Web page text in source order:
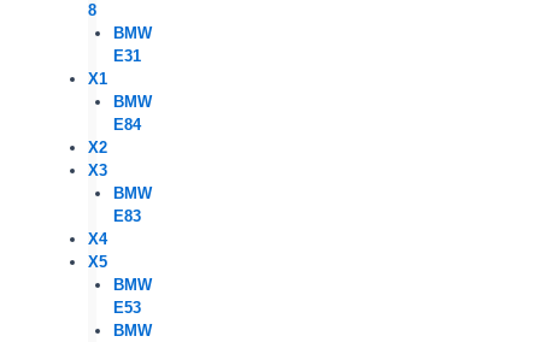
8
BMW
E31
X1
BMW
E84
X2
X3
BMW
E83
X4
X5
BMW
E53
BMW